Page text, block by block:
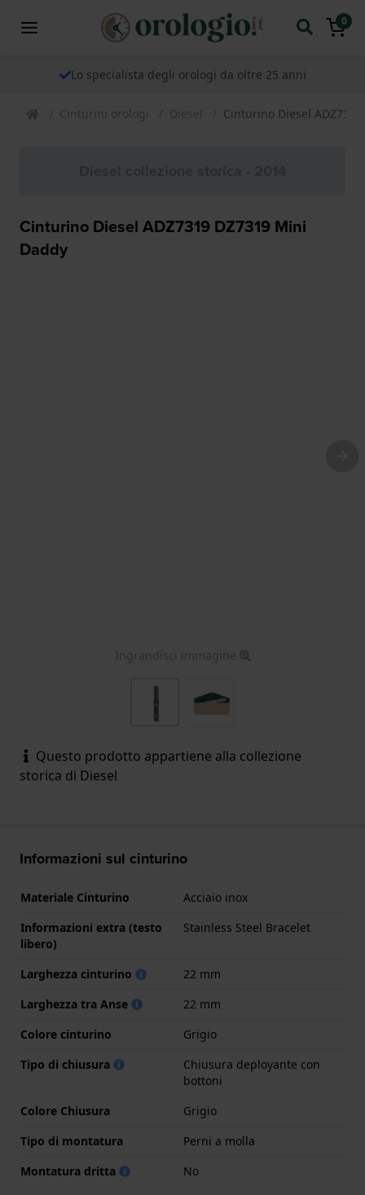
0
Lo specialista degli orologi da oltre 25 anni
Cinturini orologi Diesel Cinturino Diesel
Cinturino Diesel ADZ7319 DZ7319 Mini
Daddy
Ingrandisci immagine
Questo prodotto appartiene alla collezione
storica di Diesel
Informazioni sul cinturino
Materiale Cinturino
Acciaio inox
Informazioni extra (testo
libero)
Stainless Steel Bracelet
Larghezza cinturino
22 mm
Larghezza tra Anse
22 mm
Colore cinturino
Grigio
Tipo di chiusura
Chiusura deployante con
bottoni
Colore Chiusura
Grigio
Tipo di montatura
Perni a molla
Montatura dritta
No